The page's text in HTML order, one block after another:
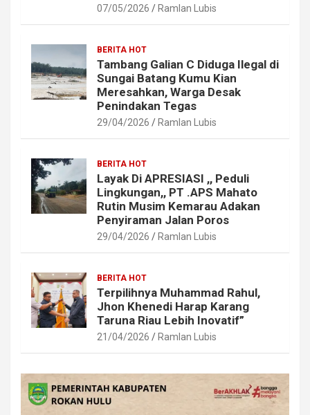
07/05/2026 Ramlan Lubis
BERITA HOT
Tambang Galian C Diduga Ilegal di
Sungai Batang Kumu Kian
Meresahkan, Warga Desak
Penindakan Tegas
29/04/2026 Ramlan Lubis
BERITA HOT
Layak Di APRESIASI ,, Peduli
Lingkungan,, PT .APS Mahato
Rutin Musim Kemarau Adakan
Penyiraman Jalan Poros
29/04/2026 Ramlan Lubis
BERITA HOT
Terpilihnya Muhammad Rahul,
Jhon Khenedi Harap Karang
Taruna Riau Lebih Inovatif”
21/04/2026 Ramlan Lubis